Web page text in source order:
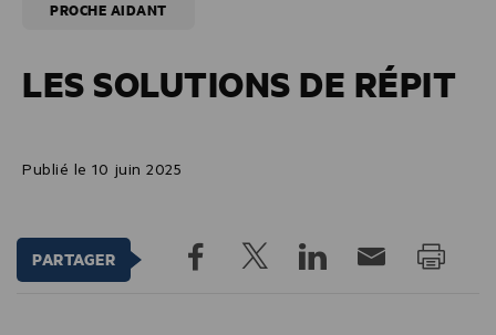
PROCHE AIDANT
LES SOLUTIONS DE RÉPIT
Publié le 10 juin 2025
PARTAGER